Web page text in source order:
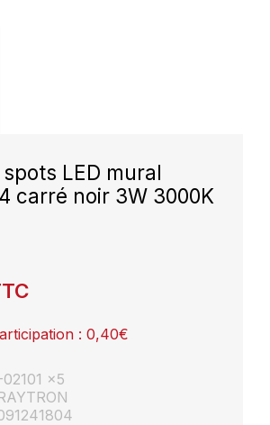
LED mural
carré noir 3W 3000K
: 0,40€
x5